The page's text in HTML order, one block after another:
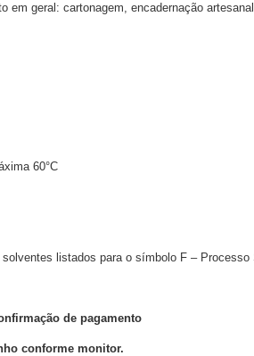
geral: cartonagem, encadernação
60°C
listados para o símbolo F – Processo
de pagamento
conforme monitor.